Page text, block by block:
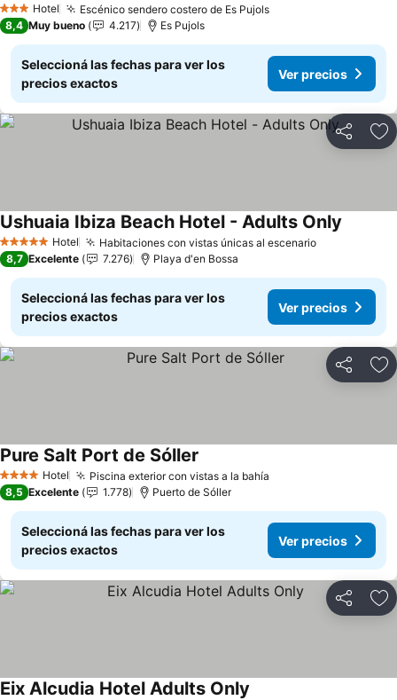
3 Estrellas
Hotel Escénico sendero costero de Es PujolsVer precios
8,4 Muy bueno 4.217 Es Pujols
Seleccioná las fechas para ver los
precios exactos
Ver precios
Compartir
5 Estrellas Hotel Habitaciones con vistas únicas al escenarioVer precios
Ushuaia Ibiza Beach Hotel - Adults Only
8,7 Excelente 7.276 Playa d'en Bossa
Seleccioná las fechas para ver los
precios exactos
Ver precios
Compartir
4 EstrellasHotel Piscina exterior con vistas a la bahía
Pure Salt Port de Sóller
8,5 Excelente 1.778 Puerto de Sóller
Seleccioná las fechas para ver los
precios exactos
Ver precios
Compartir
Eix Alcudia Hotel Adults Only